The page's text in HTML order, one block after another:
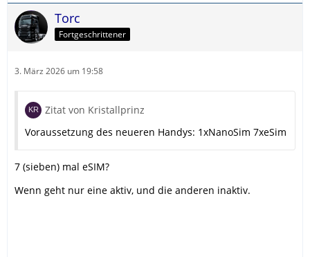
Torc
Fortgeschrittener
3. März 2026 um 19:58
Zitat von Kristallprinz
Voraussetzung des neueren Handys: 1xNanoSim 7xeSim
7 (sieben) mal eSIM?
Wenn geht nur eine aktiv, und die anderen inaktiv.